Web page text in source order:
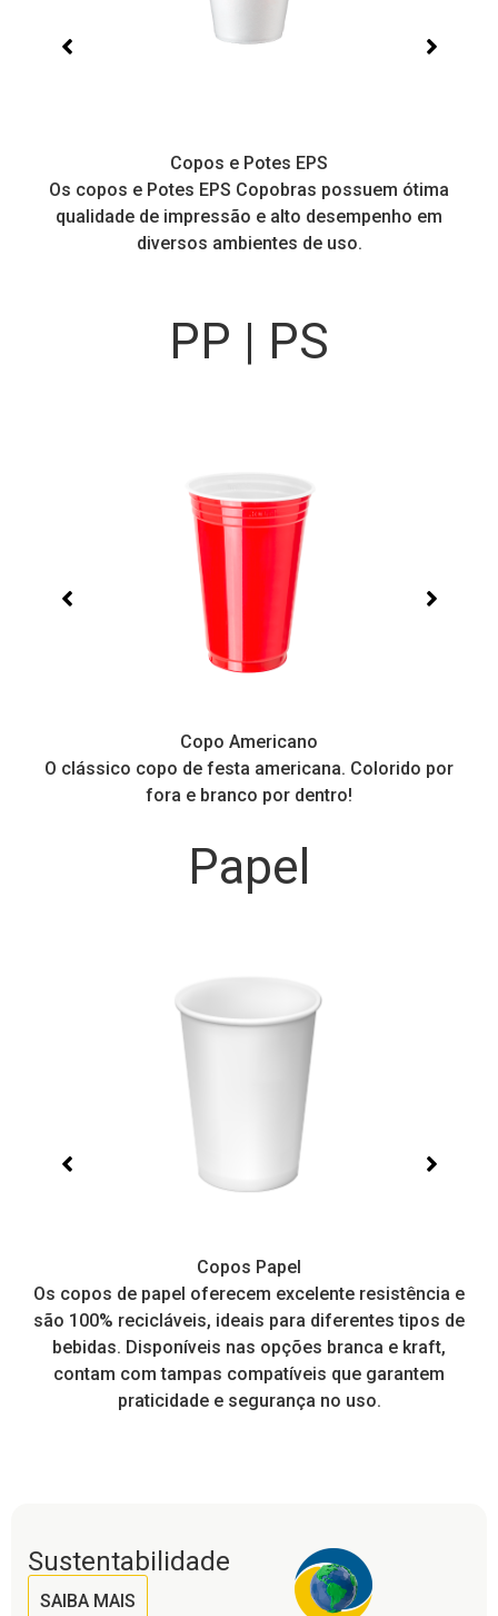
Copos e Potes EPS
Os copos e Potes EPS Copobras possuem ótima
qualidade de impressão e alto desempenho em
diversos ambientes de uso.
PP | PS
Copo Americano
O clássico copo de festa americana. Colorido por
fora e branco por dentro!
Papel
Copos Papel
Os copos de papel oferecem excelente resistência e
são 100% recicláveis, ideais para diferentes tipos de
bebidas. Disponíveis nas opções branca e kraft,
contam com tampas compatíveis que garantem
praticidade e segurança no uso.
Sustentabilidade
SAIBA MAIS